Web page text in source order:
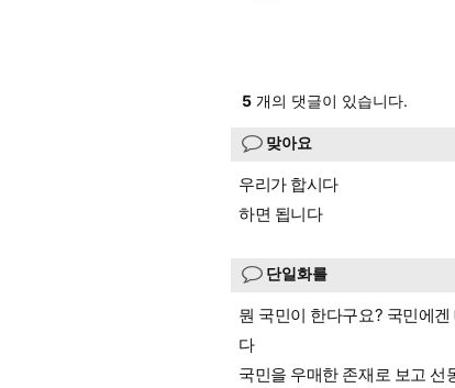
5 개의 댓글이 있습니다.
맞아요
우리가 합시다
하면 됩니다
단일화를
뭔 국민이 한다구요? 국민에
다
국민을 우매한 존재로 보고 선